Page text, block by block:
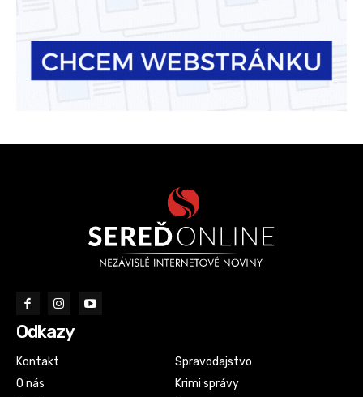
Odkazy
Kontakt
O nás
Spravodajstvo
Krimi správy